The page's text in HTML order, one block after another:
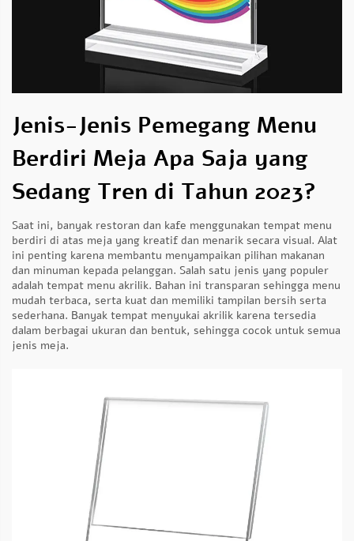
Jenis-Jenis Pemegang Menu
Berdiri Meja Apa Saja yang
Sedang Tren di Tahun 2023?
Saat ini, banyak restoran dan kafe menggunakan tempat menu
berdiri di atas meja yang kreatif dan menarik secara visual. Alat
ini penting karena membantu menyampaikan pilihan makanan
dan minuman kepada pelanggan. Salah satu jenis yang populer
adalah tempat menu akrilik. Bahan ini transparan sehingga menu
mudah terbaca, serta kuat dan memiliki tampilan bersih serta
sederhana. Banyak tempat menyukai akrilik karena tersedia
dalam berbagai ukuran dan bentuk, sehingga cocok untuk semua
jenis meja.